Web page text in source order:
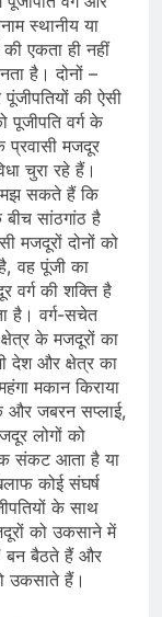
स्‍थानीय या
एकता ही नहीं
है। दोनों –
की ऐसी
पूजीपति वर्ग के
मजदूर
चुरा रहे हैं।
सकते हैं कि
सांठगांठ है
मजदूरों दोनों को
वह पूंजी का
वर्ग की शक्ति है
है। वर्ग-सचेत
के मजदूरों का
देश और क्षेत्र का
मकान किराया
और जबरन सप्‍लाई,
लोगों को
संकट आता है या
कोई संघर्ष
के साथ
को उकसाने में
बन बैठते हैं और
उकसाते हैं।